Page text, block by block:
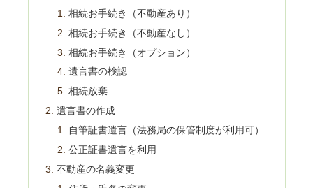
相続お手続き（不動産あり）
相続お手続き（不動産なし）
相続お手続き（オプション）
遺言書の検認
相続放棄
遺言書の作成
自筆証書遺言（法務局の保管制度が利用可）
公正証書遺言を利用
不動産の名義変更